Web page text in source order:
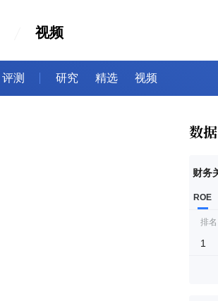
视频
评测 研究 精选 视频
财务
ROE
排名
1